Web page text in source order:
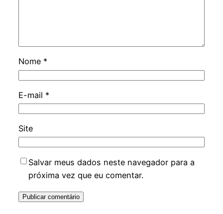
Nome *
E-mail *
Site
Salvar meus dados neste navegador para a
próxima vez que eu comentar.